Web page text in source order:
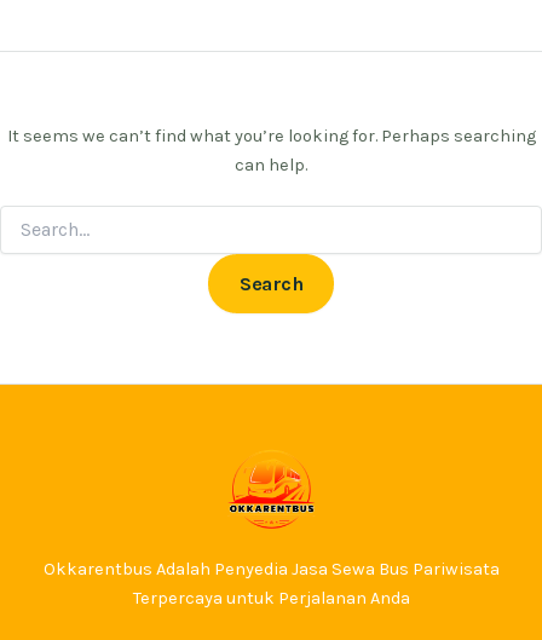
It seems we can’t find what you’re looking for. Perhaps searching
can help.
Okkarentbus Adalah Penyedia Jasa Sewa Bus Pariwisata
Terpercaya untuk Perjalanan Anda